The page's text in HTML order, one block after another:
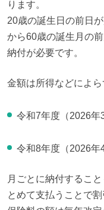
ります。
20歳の誕生日の前日
から60歳の誕生月の
納付が必要です。
金額は所得などによら
令和7年度（2026年
令和8年度（2026年
月ごとに納付するこ
とめて支払うことで割